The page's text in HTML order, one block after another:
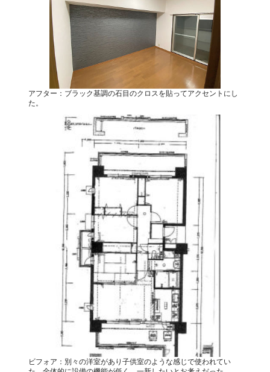
アフター：ブラック基調の石目のクロスを貼ってアクセントにし
た。
ビフォア：別々の洋室があり子供室のような感じで使われてい